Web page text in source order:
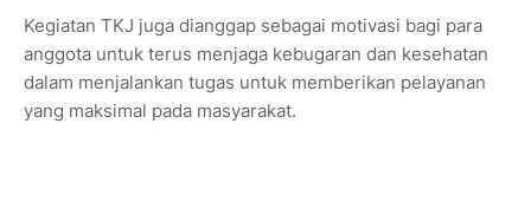
Kegiatan TKJ juga dianggap sebagai motivasi bagi para
anggota untuk terus menjaga kebugaran dan kesehatan
dalam menjalankan tugas untuk memberikan pelayanan
yang maksimal pada masyarakat.